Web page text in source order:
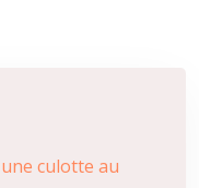
culotte au